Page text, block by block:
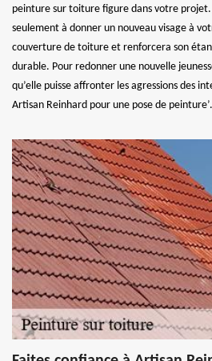
peinture sur toiture figure dans votre projet.
seulement à donner un nouveau visage à
couverture de toiture et renforcera son
durable. Pour redonner une nouvelle
qu’elle puisse affronter les agressions des
Artisan Reinhard pour une pose de peinture’.